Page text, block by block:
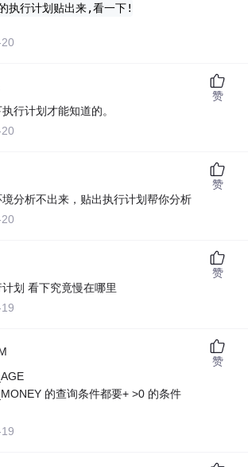
执行计划贴出来,看一下!
行计划才能知道的。
赞
分析不出来，贴出执行计划帮你分析
赞
划 看下究竟慢在哪里
赞
的查询条件都要+ >0 的条件
赞